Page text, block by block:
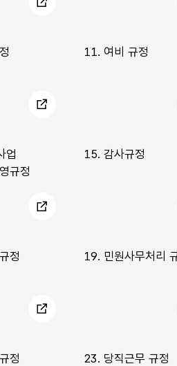
11. 여비 규정
업
규정
15. 감사규정
정 19. 민원사무처리
정 23. 당직근무 규정